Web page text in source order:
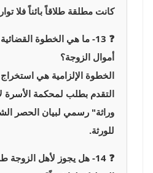
كانت مطلقة طلاقاً بائناً فلا
❓ 13- ما هي الخطوة
أموال الزوجة؟
الخطوة الإلزامية هي
التقدم بطلب لمحكمة الأسرة
وراثة" رسمي لبيان الحصر
للورثة.
❓ 14- هل يجوز لأهل